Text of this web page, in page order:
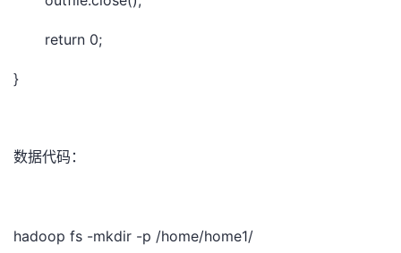
return 0;
}
数据代码：
hadoop fs -mkdir -p /home/home1/